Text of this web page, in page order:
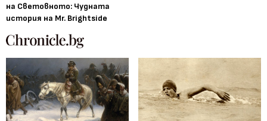
на Световното: Чудната
история на Mr. Brightside